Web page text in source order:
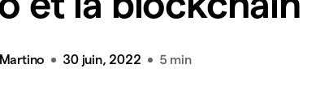
30 juin, 2022 5 min